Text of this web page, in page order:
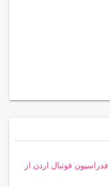
فوتبال اردن از